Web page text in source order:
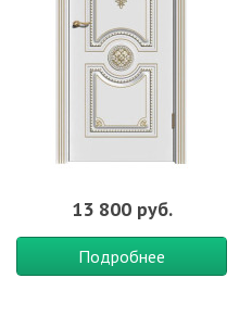
13 800 руб.
Подробнее